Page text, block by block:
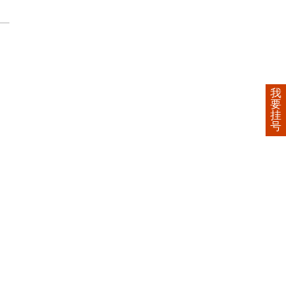
我
要
挂
号